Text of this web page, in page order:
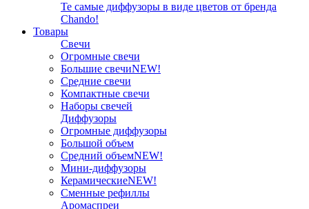
Те самые диффузоры в виде цветов от бренда
Chando!
Товары
Свечи
Огромные свечи
Большие свечиNEW!
Средние свечи
Компактные свечи
Наборы свечей
Диффузоры
Огромные диффузоры
Большой объем
Средний объемNEW!
Мини-диффузоры
КерамическиеNEW!
Сменные рефиллы
Аромаспреи